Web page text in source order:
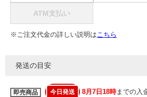
ATM支払い
※ご注文代金の詳しい説明はこちら
発送の目安
即売商品 今日発送 8月7日18時までの入